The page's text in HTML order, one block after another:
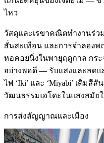
ไหว
วัสดุและเรขาคณิตทำงานร่ว
สั่นสะเทือน และการจำลองพ
หอคอยนิ่งในพายุฤดูกาล กร
อย่างพอดี — รับแสงและลด
ไฟ ‘Iki’ และ ‘Miyabi’ เติม
วัฒนธรรมเอโดะในแสงสมัย
การส่งสัญญาณและเมือง